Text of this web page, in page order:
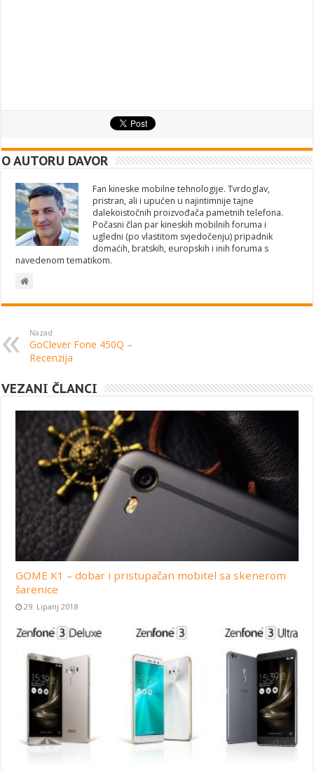
O AUTORU DAVOR
Fan kineske mobilne tehnologije. Tvrdoglav,
pristran, ali i upućen u najintimnije tajne
dalekoistočnih proizvođača pametnih telefona.
Počasni član par kineskih mobilnih foruma i
ugledni (po vlastitom svjedočenju) pripadnik
domaćih, bratskih, europskih i inih foruma s
navedenom tematikom.
Nazad
GoClever Fone 450Q –
Recenzija
VEZANI ČLANCI
GOME K1 – dobar i pristupačan mobitel sa skenerom
šarenice
29. Lipanj 2018